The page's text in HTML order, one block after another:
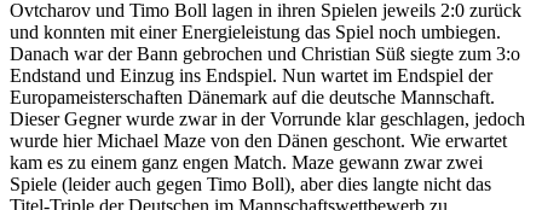
Ovtcharov und Timo Boll lagen in ihren Spielen jeweils 2:0 zurück
und konnten mit einer Energieleistung das Spiel noch umbiegen.
Danach war der Bann gebrochen und Christian Süß siegte zum 3:o
Endstand und Einzug ins Endspiel. Nun wartet im Endspiel der
Europameisterschaften Dänemark auf die deutsche Mannschaft.
Dieser Gegner wurde zwar in der Vorrunde klar geschlagen, jedoch
wurde hier Michael Maze von den Dänen geschont. Wie erwartet
kam es zu einem ganz engen Match. Maze gewann zwar zwei
Spiele (leider auch gegen Timo Boll), aber dies langte nicht das
Titel-Triple der Deutschen im Mannschaftswettbewerb zu